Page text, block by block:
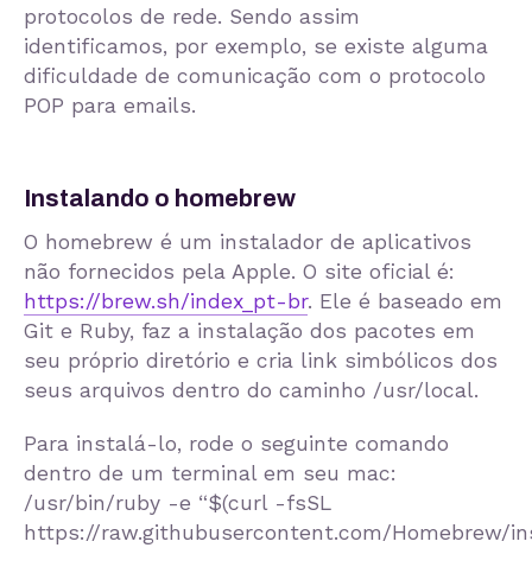
protocolos de rede. Sendo assim
identificamos, por exemplo, se existe alguma
dificuldade de comunicação com o protocolo
POP para emails.
Instalando o homebrew
O homebrew é um instalador de aplicativos
não fornecidos pela Apple. O site oficial é:
https://brew.sh/index_pt-br. Ele é baseado em
Git e Ruby, faz a instalação dos pacotes em
seu próprio diretório e cria link simbólicos dos
seus arquivos dentro do caminho /usr/local.
Para instalá-lo, rode o seguinte comando
dentro de um terminal em seu mac:
/usr/bin/ruby -e “$(curl -fsSL
https://raw.githubusercontent.com/Homebrew/